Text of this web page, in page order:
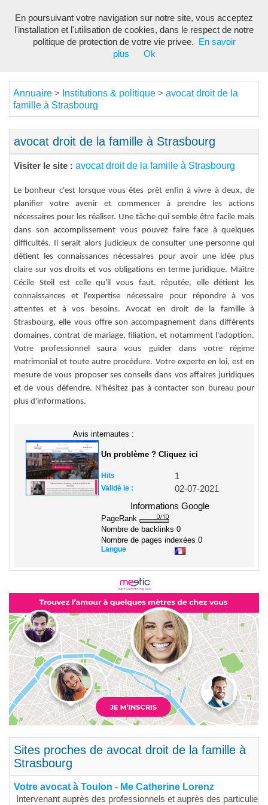
Annuaire > Institutions & politique > avocat droit de la
famille à Strasbourg
avocat droit de la famille à Strasbourg
Visiter le site : avocat droit de la famille à Strasbourg
Le bonheur c'est lorsque vous êtes prêt enfin à vivre à deux, de
planifier votre avenir et commencer à prendre les actions
nécessaires pour les réaliser. Une tâche qui semble être facile mais
dans son accomplissement vous pouvez faire face à quelques
difficultés. Il serait alors judicieux de consulter une personne qui
détient les connaissances nécessaires pour avoir une idée plus
claire sur vos droits et vos obligations en terme juridique. Maître
Cécile Steil est celle qu'il vous faut. réputée, elle détient les
connaissances et l'expertise nécessaire pour répondre à vos
attentes et à vos besoins. Avocat en droit de la famille à
Strasbourg, elle vous offre son accompagnement dans différents
domaines, contrat de mariage, filiation, et notamment l'adoption.
Votre professionnel saura vous guider dans votre régime
matrimonial et toute autre procédure. Votre experte en loi, est en
mesure de vous proposer ses conseils dans vos affaires juridiques
et de vous défendre. N'hésitez pas à contacter son bureau pour
plus d'informations.
Avis internautes :
Un problème ? Cliquez ici
Hits 1
Validé le :
02-07-2021
Informations Google
PageRank
Nombre de backlinks 0
Nombre de pages indexées 0
Langue
Sites proches de avocat droit de la famille à
Strasbourg
Votre avocat à Toulon - Me Catherine Lorenz
Intervenant auprès des professionnels et auprès des
En poursuivant votre navigation sur notre site, vous acceptez
l'installation et l'utilisation de cookies, dans le respect de notre
politique de protection de votre vie privee.
En savoir
plus
Ok